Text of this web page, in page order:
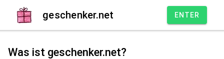
geschenker.net ENTER
Was ist geschenker.net?